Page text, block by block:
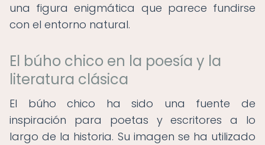
una figura enigmática que parece fundirse
con el entorno natural.
El búho chico en la poesía y la
literatura clásica
El búho chico ha sido una fuente de
inspiración para poetas y escritores a lo
largo de la historia. Su imagen se ha utilizado